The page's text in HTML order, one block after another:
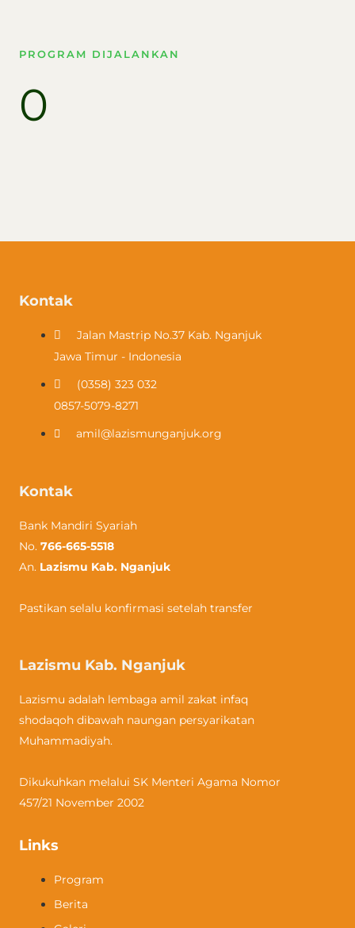
PROGRAM DIJALANKAN
0
Kontak
Jalan Mastrip No.37 Kab. Nganjuk
Jawa Timur - Indonesia
(0358) 323 032​
0857-5079-8271
amil@lazismunganjuk.org
Kontak
Bank Mandiri Syariah
No. 766-665-5518
An. Lazismu Kab. Nganjuk
Pastikan selalu konfirmasi setelah transfer
Lazismu Kab. Nganjuk
Lazismu adalah lembaga amil zakat infaq
shodaqoh dibawah naungan persyarikatan
Muhammadiyah.
Dikukuhkan melalui SK Menteri Agama Nomor
457/21 November 2002
Links
Program
Berita